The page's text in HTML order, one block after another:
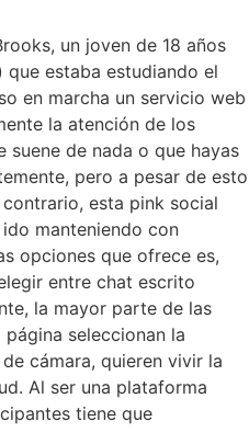
un joven de 18 años
estaba estudiando el
en marcha un servicio web
la atención de los
suene de nada o que hayas
pero a pesar de esto
esta pink social
manteniendo con
opciones que ofrece es,
entre chat escrito
la mayor parte de las
seleccionan la
cámara, quieren vivir la
Al ser una plataforma
tiene que